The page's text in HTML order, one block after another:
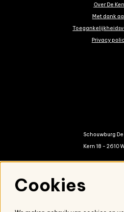
Over De
Met dank
Privacy
Schouwburg De
Kern 18 - 2610
Cookies